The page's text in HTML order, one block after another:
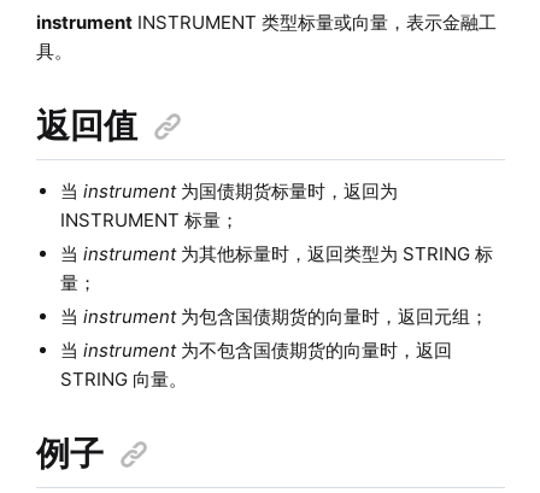
instrumentINSTRUMENT 类型标量或向量，表示金融工
具。
返回值
当 instrument为国债期货标量时，返回为
INSTRUMENT 标量；
当 instrument为其他标量时，返回类型为 STRING 标
量；
当 instrument为包含国债期货的向量时，返回元组；
当 instrument为不包含国债期货的向量时，返回
STRING 向量。
例子